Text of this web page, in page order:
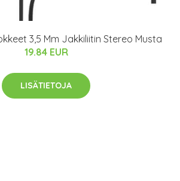
3,5 Mm Jakkiliitin Stereo Musta
19.84 EUR
LISÄTIETOJA